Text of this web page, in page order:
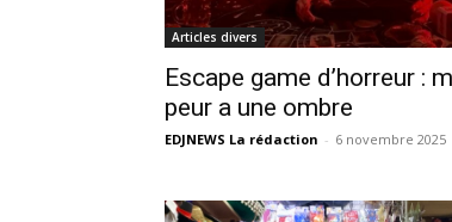
Articles divers
Escape game d’horreur :
peur a une ombre
EDJNEWS La rédaction - 6 novembre 2025